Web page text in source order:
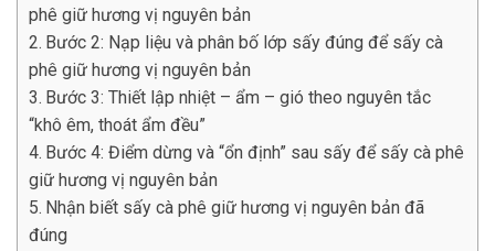
phê giữ hương vị nguyên bản
Bước 2: Nạp liệu và phân bố lớp sấy đúng để sấy cà
phê giữ hương vị nguyên bản
Bước 3: Thiết lập nhiệt – ẩm – gió theo nguyên tắc
“khô êm, thoát ẩm đều”
Bước 4: Điểm dừng và “ổn định” sau sấy để sấy cà phê
giữ hương vị nguyên bản
Nhận biết sấy cà phê giữ hương vị nguyên bản đã
đúng